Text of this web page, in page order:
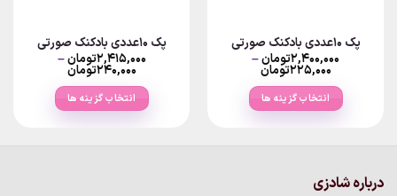
پک ۱۰عددی بادکنک صورتی
۲,۴۰۰,۰۰۰تومان–
۲۲۵,۰۰۰تومانPrice
range:
through
۲,۴۰۰,۰۰۰تومان
انتخاب گزینه ها
پک ۱۰عددی بادکنک صورتی
۲,۴۱۵,۰۰۰تومان–
۲۴۰,۰۰۰تومانPrice
range:
through
۲,۴۱۵,۰۰۰تومان
انتخاب گزینه ها
درباره شادزی